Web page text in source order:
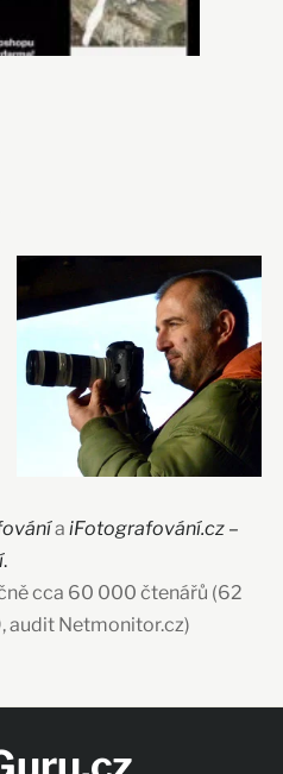
a iFotografování.cz –
.
cca 60 000 čtenářů (62
audit Netmonitor.cz)